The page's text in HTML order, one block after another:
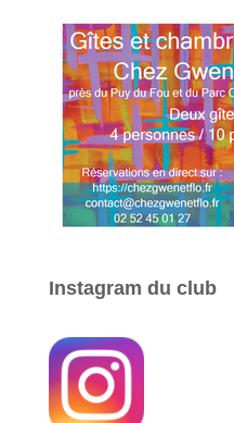
Instagram du club